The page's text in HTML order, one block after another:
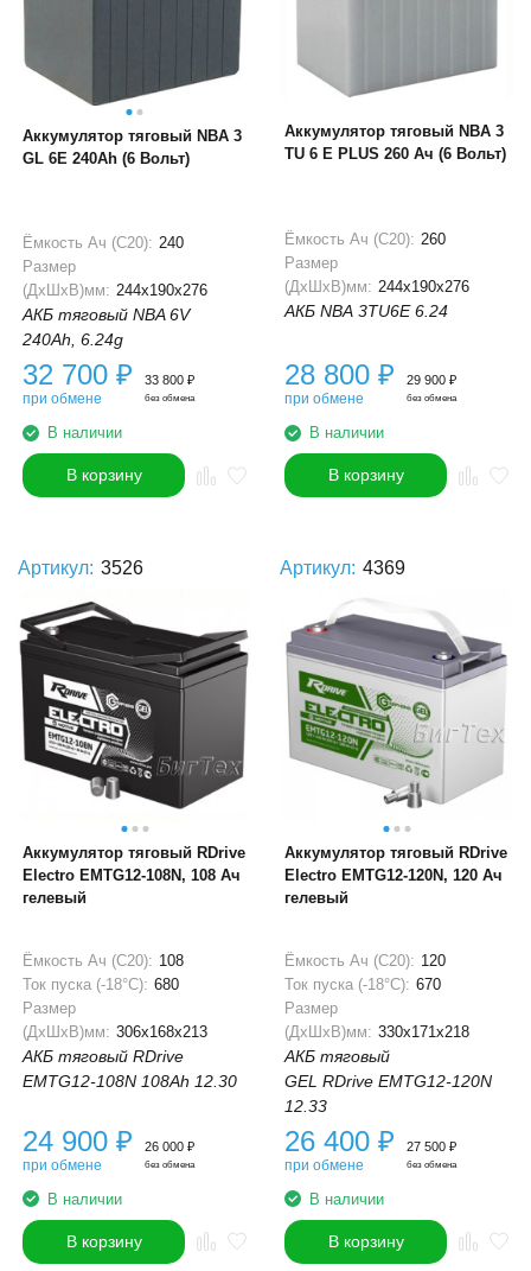
Аккумулятор тяговый NBA 3
GL 6E 240Ah (6 Вольт)
Ёмкость Ач (С20): 240
Размер
(ДхШхВ)мм: 244x190x276
АКБ тяговый NBA 6V
240Ah, 6.24g
32 700 ₽
при обмене
33 800 ₽
без обмена
В наличии
В корзину
Аккумулятор тяговый NBA 3
TU 6 E PLUS 260 Ач (6 Вольт)
Ёмкость Ач (С20): 260
Размер
(ДхШхВ)мм: 244x190x276
АКБ NBA 3TU6E 6.24
28 800 ₽
при обмене
29 900 ₽
без обмена
В наличии
В корзину
Артикул: 3526
Аккумулятор тяговый RDrive
Electro EMTG12-108N, 108 Ач
гелевый
Ёмкость Ач (С20): 108
Ток пуска (-18°С): 680
Размер
(ДхШхВ)мм: 306x168x213
АКБ тяговый RDrive
EMTG12-108N 108Ah 12.30
24 900 ₽
при обмене
26 000 ₽
без обмена
В наличии
В корзину
Артикул: 4369
Аккумулятор тяговый RDrive
Electro EMTG12-120N, 120 Ач
гелевый
Ёмкость Ач (С20): 120
Ток пуска (-18°С): 670
Размер
(ДхШхВ)мм: 330x171x218
АКБ тяговый
GEL RDrive EMTG12-120N
12.33
26 400 ₽
при обмене
27 500 ₽
без обмена
В наличии
В корзину